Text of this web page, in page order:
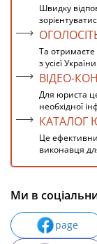
Швидку
Та отримаєте
з усієї
ВІДЕО-
Для юриста
необхідної
КАТАЛОГ
Це
виконавця
Ми в
page